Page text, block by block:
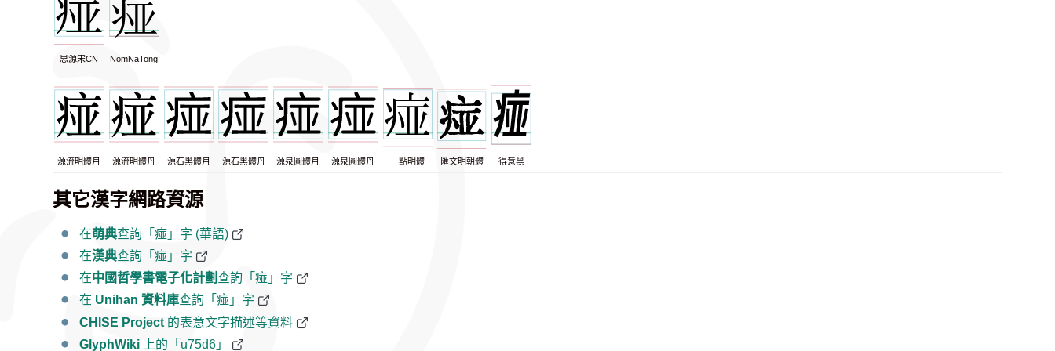
思源宋CN NomNaTong
源流明體月 源流明體丹 源石黑體月 源石黑體丹 源泉圓體月 源泉圓體丹 一點明體 匯文明朝體 得意黑
其它漢字網路資源
在萌典查詢「痖」字 (華語)
在漢典查詢「痖」字
在中國哲學書電子化計劃 查詢「痖」字
在 Unihan 資料庫查詢「痖」字
CHISE Project 的表意文字描述等資料
GlyphWiki 上的「u75d6」